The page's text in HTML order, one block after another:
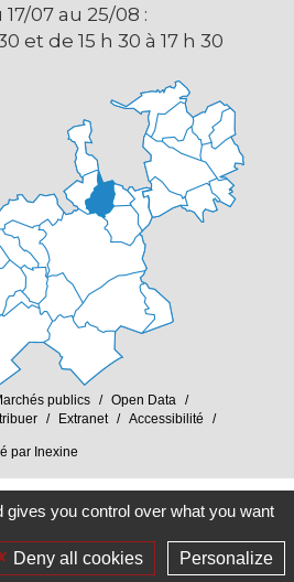
07 au 25/08 :
et de 15 h 30 à 17 h 30
publics
Open Data
Extranet Accessibilité
par Inexine
you control over what you want
Deny all cookies Personalize